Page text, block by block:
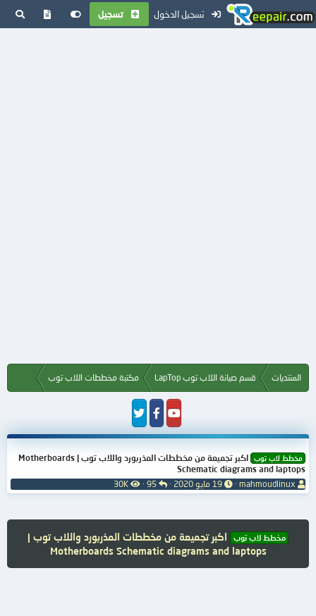
تسجيل الدخول تسجيل
المنتديات قسم صيانة اللاب توب LapTop مكتبة مخططات اللاب توب
مخطط لاب توب
اكبر تجميعة من مخططات المذربورد واللاب توب | Motherboards
Schematic diagrams and laptops
ب
ا
ئ
mahmoudlinux
ت
ا
ي
ا
ل
19 مايو 2020
ا
ل
د
د
95
ا
ل
ش
ه
د
30K
مخطط لاب توب
اكبر تجميعة من مخططات المذربورد واللاب توب |
Motherboards Schematic diagrams and laptops